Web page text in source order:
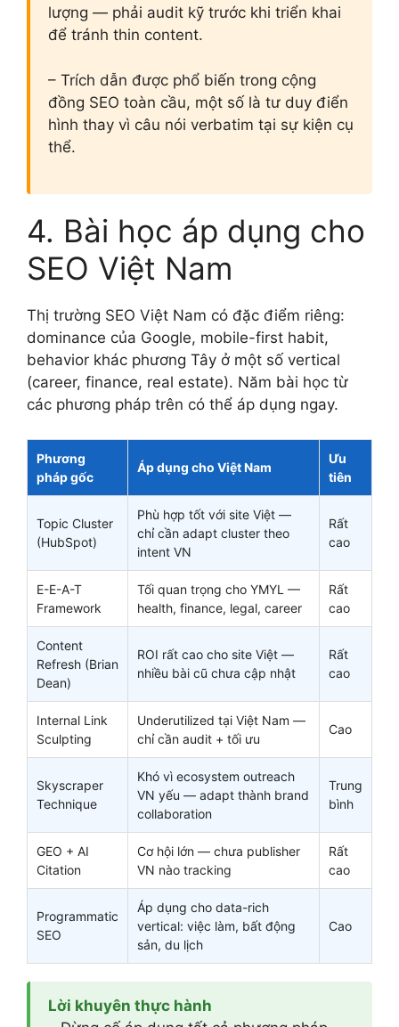
lượng — phải audit kỹ trước khi triển khai
để tránh thin content.
– Trích dẫn được phổ biến trong cộng
đồng SEO toàn cầu, một số là tư duy điển
hình thay vì câu nói verbatim tại sự kiện cụ
thể.
4. Bài học áp dụng cho
SEO Việt Nam
Thị trường SEO Việt Nam có đặc điểm riêng:
dominance của Google, mobile-first habit,
behavior khác phương Tây ở một số vertical
(career, finance, real estate). Năm bài học từ
các phương pháp trên có thể áp dụng ngay.
Phương
pháp gốc
Áp dụng cho Việt Nam
Ưu
tiên
Topic Cluster
(HubSpot)
Phù hợp tốt với site Việt —
chỉ cần adapt cluster theo
intent VN
Rất
cao
E-E-A-T
Framework
Tối quan trọng cho YMYL —
health, finance, legal, career
Rất
cao
Content
Refresh (Brian
Dean)
ROI rất cao cho site Việt —
nhiều bài cũ chưa cập nhật
Rất
cao
Internal Link
Sculpting
Underutilized tại Việt Nam —
chỉ cần audit + tối ưu
Cao
Skyscraper
Technique
Khó vì ecosystem outreach
VN yếu — adapt thành brand
collaboration
Trung
bình
GEO + AI
Citation
Cơ hội lớn — chưa publisher
VN nào tracking
Rất
cao
Programmatic
SEO
Áp dụng cho data-rich
vertical: việc làm, bất động
sản, du lịch
Cao
Lời khuyên thực hành